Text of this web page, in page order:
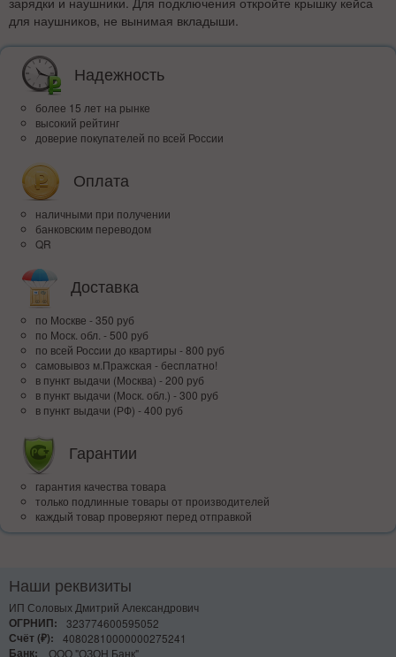
для наушников, не вынимая вкладыши.
Надежность
более 15 лет на рынке
высокий рейтинг
доверие покупателей по всей России
Оплата
наличными при получении
банковским переводом
QR
Доставка
по Москве - 350 руб
по Моск. обл. - 500 руб
по всей Росcии до квартиры - 800 руб
самовывоз м.Пражская - бесплатно!
в пункт выдачи (Москва) - 200 руб
в пункт выдачи (Моск. обл.) - 300 руб
в пункт выдачи (РФ) - 400 руб
Гарантии
гарантия качества товара
только подлинные товары от производителей
каждый товар проверяют перед отправкой
Наши реквизиты
ИП Соловых Дмитрий Александрович
ОГРНИП:
323774600595052
Счёт (₽):
40802810000000275241
Банк:
ООО "ОЗОН Банк"